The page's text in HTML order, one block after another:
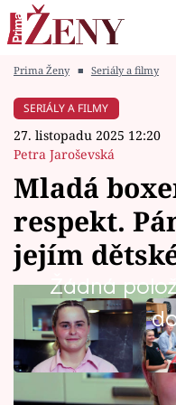
Módní alarm
Témata
Celebrity
Vztahy
Seriály
Prima Ženy ■ Seriály a filmy
SERIÁLY A FILMY
27. listopadu 2025 12:20
Petra Jaroševská
Mladá
respekt.
jejím
Žádná